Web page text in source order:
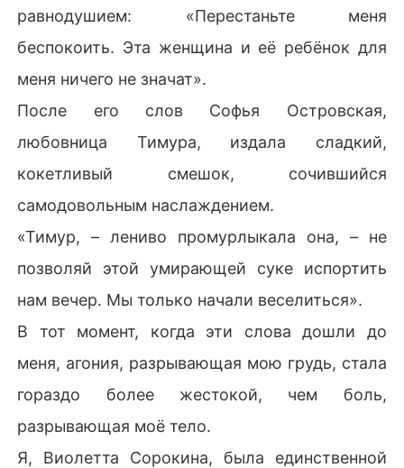
равнодушием: «Перестаньте меня
беспокоить. Эта женщина и её ребёнок для
меня ничего не значат».
После его слов Софья Островская,
любовница Тимура, издала сладкий,
кокетливый смешок, сочившийся
самодовольным наслаждением.
«Тимур, – лениво промурлыкала она, – не
позволяй этой умирающей суке испортить
нам вечер. Мы только начали веселиться».
В тот момент, когда эти слова дошли до
меня, агония, разрывающая мою грудь, стала
гораздо более жестокой, чем боль,
разрывающая моё тело.
Я, Виолетта Сорокина, была единственной